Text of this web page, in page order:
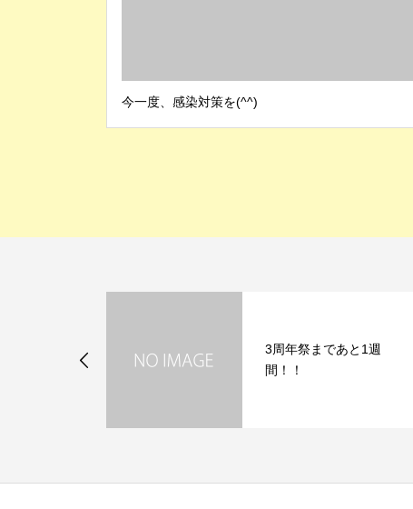
今一度、感染対策を(^^)
3周年祭まであと1週
間！！